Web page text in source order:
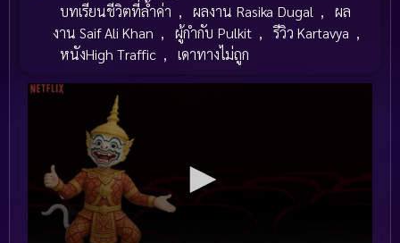
บทเรียนชีวิตที่ล้ำค่า , ผลงาน Rasika Dugal ,
ผล
งาน Saif Ali Khan , ผู้กำกับ Pulkit , รีวิว Kartavya ,
หนังHigh Traffic , เดาทางไม่ถูก